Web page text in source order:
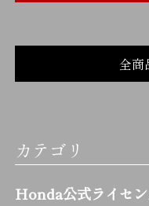
全商
カテゴリ
Honda公式ライセ